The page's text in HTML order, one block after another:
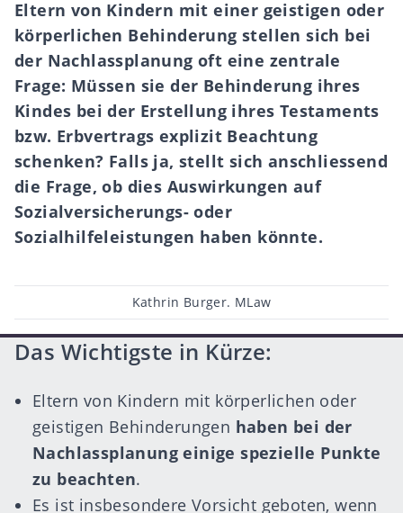
Eltern von Kindern mit einer geistigen oder
körperlichen Behinderung stellen sich bei
der Nachlassplanung oft eine zentrale
Frage: Müssen sie der Behinderung ihres
Kindes bei der Erstellung ihres Testaments
bzw. Erbvertrags explizit Beachtung
schenken? Falls ja, stellt sich anschliessend
die Frage, ob dies Auswirkungen auf
Sozialversicherungs- oder
Sozialhilfeleistungen haben könnte.
Beitragsautor
Kathrin Burger. MLaw
Das Wichtigste in Kürze:
Eltern von Kindern mit körperlichen oder
geistigen Behinderungen haben bei der
Nachlassplanung einige spezielle Punkte
zu beachten.
Es ist insbesondere Vorsicht geboten, wenn